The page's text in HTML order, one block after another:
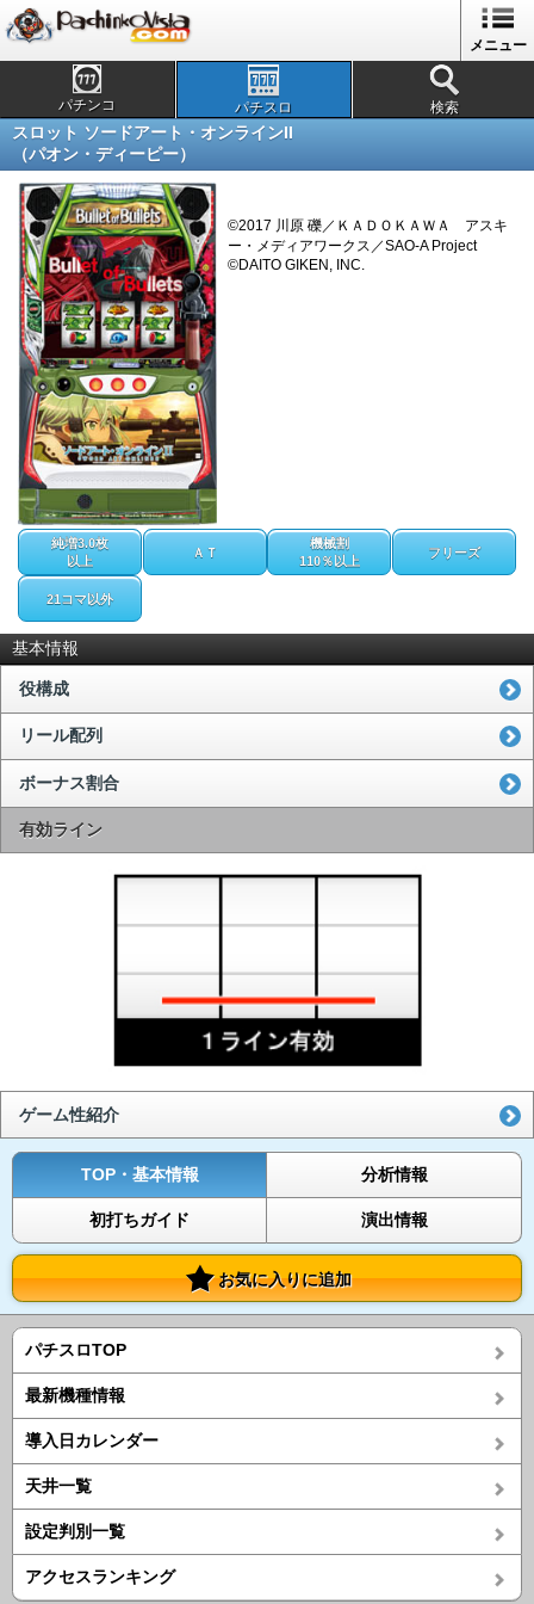
メニュー
パチンコ パチスロ 検索
スロット ソードアート・オンラインII
（パオン・ディーピー）
©2017 川原 礫／ＫＡＤＯＫＡＷＡ アスキ
ー・メディアワークス／SAO-A Project
©DAITO GIKEN, INC.
純増3.0枚
以上
ＡＴ
機械割
110％以上
フリーズ
21コマ以外
基本情報
役構成
リール配列
ボーナス割合
有効ライン
ゲーム性紹介
TOP・基本情報 分析情報
初打ちガイド 演出情報
お気に入りに追加
パチスロTOP
最新機種情報
導入日カレンダー
天井一覧
設定判別一覧
アクセスランキング